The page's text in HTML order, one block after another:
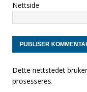
Nettside
Dette nettstedet
prosesseres.